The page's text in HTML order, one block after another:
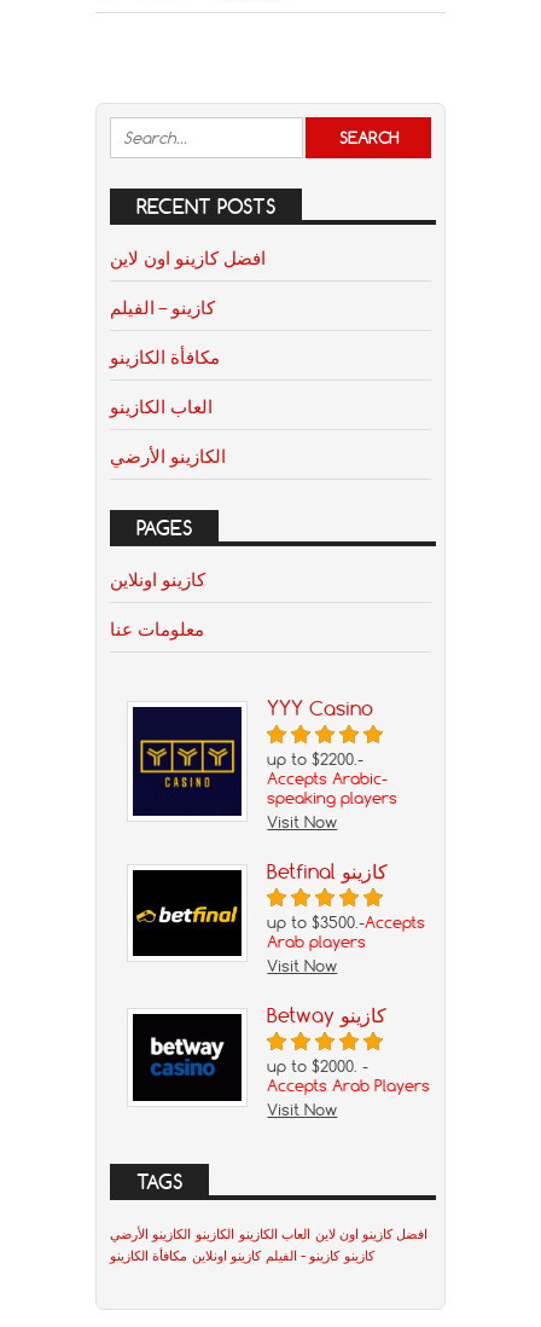
RECENT POSTS
افضل كازينو اون لاين
كازينو – الفيلم
مكافأة الكازينو
العاب الكازينو
الكازينو الأرضي
PAGES
كازينو اونلاين
معلومات عنا
YYY Casino
up to $2200.-
Accepts Arabic-
speaking players
Visit Now
Betfinal كازينو
up to $3500.-Accepts
Arab players
Visit Now
Betway كازينو
up to $2000. -
Accepts Arab Players
Visit Now
TAGS
افضل كازينو اون لاين العاب الكازينو الكازينو الكازينو الأرضي
كازينو كازينو - الفيلم كازينو اونلاين مكافأة الكازينو